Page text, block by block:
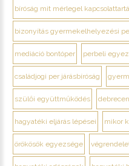
bíróság mit mérlegel
bizonyítás gyermekelhelyezési
mediáció bontóper perbeli
családjogi per járásbíróság
szülői együttműködés
hagyatéki eljárás lépései mikor
örökösök egyezsége